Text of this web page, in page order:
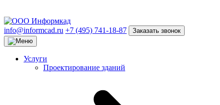
info@informcad.ru +7 (495) 741-18-87 Заказать звонок
Услуги
Проектирование зданий